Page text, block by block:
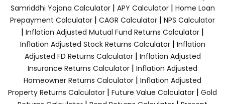
Samriddhi Yojana Calculator| APY Calculator| Home Loan
Prepayment Calculator | CAGR Calculator | NPS Calculator
| Inflation Adjusted Mutual Fund Returns Calculator |
Inflation Adjusted Stock Returns Calculator| Inflation
Adjusted FD Returns Calculator| Inflation Adjusted
Insurance Returns Calculator | Inflation Adjusted
Homeowner Returns Calculator | Inflation Adjusted
Property Returns Calculator | Future Value Calculator | Gold